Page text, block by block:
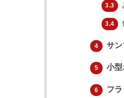
3.3
3.4
4 サ
5 小
6 フ